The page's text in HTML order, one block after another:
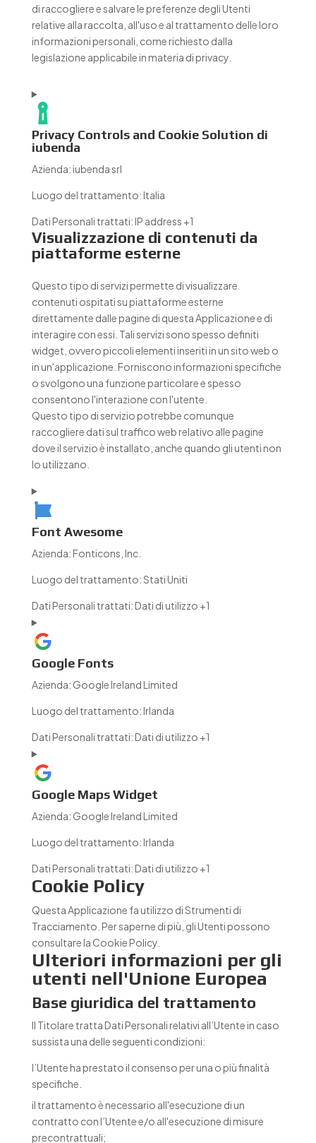
di raccogliere e salvare le preferenze degli Utenti
relative alla raccolta, all'uso e al trattamento delle loro
informazioni personali, come richiesto dalla
legislazione applicabile in materia di privacy.
Privacy Controls and Cookie Solution di
iubenda
Azienda:iubenda srl
Luogo del trattamento:Italia
Dati Personali trattati:IP address +1
Visualizzazione di contenuti da
piattaforme esterne
Questo tipo di servizi permette di visualizzare
contenuti ospitati su piattaforme esterne
direttamente dalle pagine di questa Applicazione e di
interagire con essi. Tali servizi sono spesso definiti
widget, ovvero piccoli elementi inseriti in un sito web o
in un'applicazione. Forniscono informazioni specifiche
o svolgono una funzione particolare e spesso
consentono l'interazione con l'utente.
Questo tipo di servizio potrebbe comunque
raccogliere dati sul traffico web relativo alle pagine
dove il servizio è installato, anche quando gli utenti non
lo utilizzano.
Font Awesome
Azienda:Fonticons, Inc.
Luogo del trattamento:Stati Uniti
Dati Personali trattati:Dati di utilizzo +1
Google Fonts
Azienda: Google Ireland Limited
Luogo del trattamento:Irlanda
Dati Personali trattati:Dati di utilizzo +1
Google Maps Widget
Azienda: Google Ireland Limited
Luogo del trattamento:Irlanda
Dati Personali trattati:Dati di utilizzo +1
Cookie Policy
Questa Applicazione fa utilizzo di Strumenti di
Tracciamento. Per saperne di più, gli Utenti possono
consultare la Cookie Policy.
Ulteriori informazioni per gli
utenti nell'Unione Europea
Base giuridica del trattamento
Il Titolare tratta Dati Personali relativi all’Utente in caso
sussista una delle seguenti condizioni:
l’Utente ha prestato il consenso per una o più finalità
specifiche.
il trattamento è necessario all'esecuzione di un
contratto con l’Utente e/o all'esecuzione di misure
precontrattuali;